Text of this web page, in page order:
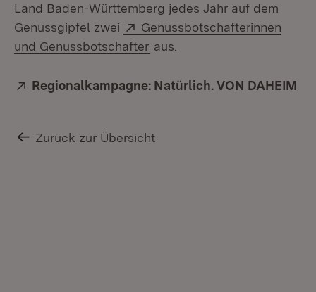
Land Baden-Württemberg jedes Jahr auf dem
Genussgipfel zwei
Extern:
Genussbotschafterinnen
und Genussbotschafter (Öffnet in neuem Fenster)
aus.
Extern:
Regionalkampagne: Natürlich. VON DAHEIM
Zurück zur Übersicht